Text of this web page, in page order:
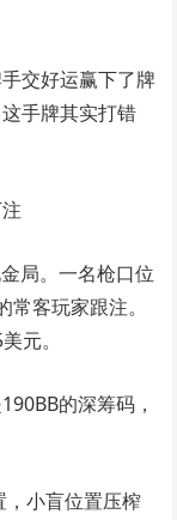
交好运赢下了牌
手牌其实打错
局。一名枪口位
客玩家跟注。
元。
的深筹码，
小盲位置压榨